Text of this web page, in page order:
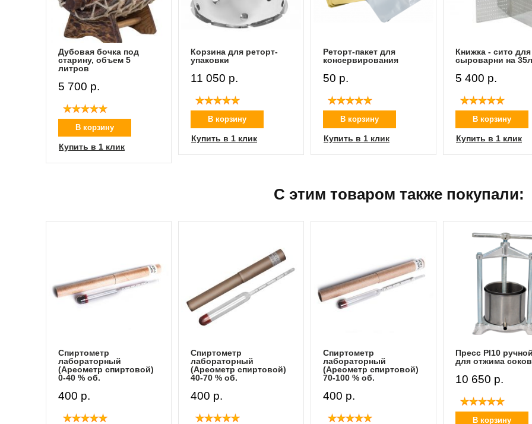
Корзина для реторт-
упаковки
В корзину
Купить в 1 клик
Реторт-пакет для
консервирования
50 p.
В корзину
Купить в 1 клик
Книжка - сито для
сыроварни на 35л
5 400 p.
В корзину
Купить в 1 клик
Фальшдно для
сыроварни 35л
8 500 p.
В корзину
Купить в 1 клик
С этим товаром также покупали:
Спиртометр
лабораторный
(Ареометр спиртовой)
40-70 % об.
400 p.
Спиртометр
лабораторный
(Ареометр спиртовой)
70-100 % об.
400 p.
Пресс Pl10 ручной 2,5 л
для отжима соков
10 650 p.
В корзину
Пресс для сыра
ручной 2,5 л
10 650 p.
В корзину